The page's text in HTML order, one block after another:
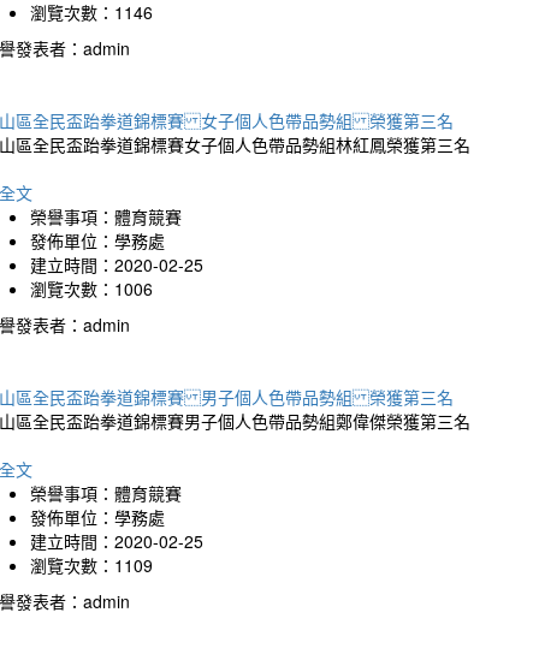
瀏覽次數：1146
發表者：admin
區全民盃跆拳道錦標賽 女子個人色帶品勢組 榮獲第三名
區全民盃跆拳道錦標賽女子個人色帶品勢組林紅鳳榮獲第三名
文
榮譽事項：體育競賽
發佈單位：學務處
建立時間：2020-02-25
瀏覽次數：1006
發表者：admin
區全民盃跆拳道錦標賽 男子個人色帶品勢組 榮獲第三名
區全民盃跆拳道錦標賽男子個人色帶品勢組鄭偉傑榮獲第三名
文
榮譽事項：體育競賽
發佈單位：學務處
建立時間：2020-02-25
瀏覽次數：1109
發表者：admin